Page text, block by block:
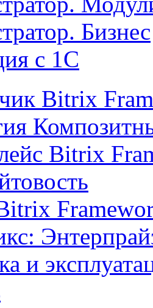
Бизнес
с 1С
Bitrix
Bitrix
и